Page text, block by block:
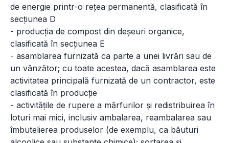
de energie printr-o rețea permanentă, clasificată în
secțiunea D
- producția de compost din deșeuri organice,
clasificată în secțiunea E
- asamblarea furnizată ca parte a unei livrări sau de
un vânzător; cu toate acestea, dacă asamblarea este
activitatea principală furnizată de un contractor, este
clasificată în producție
- activitățile de rupere a mărfurilor și redistribuirea în
loturi mai mici, inclusiv ambalarea, reambalarea sau
îmbutelierea produselor (de exemplu, ca băuturi